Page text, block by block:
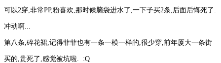
可以2穿,非常PP,粉喜欢,那时候脑袋进水了,一下子买2条,后面后悔死了.
冲动啊...
第八条,碎花裙,记得菲菲也有一条一模一样的,很少穿,前年厦大一条街
买的,贵死了,感觉被坑啦. :Q